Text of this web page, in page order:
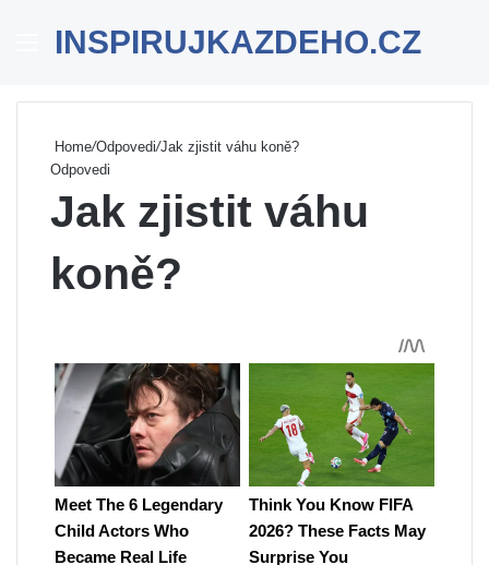
Menu
INSPIRUJKAZDEHO.CZ
Home/Odpovedi/Jak zjistit váhu koně?
Odpovedi
Jak zjistit váhu
koně?